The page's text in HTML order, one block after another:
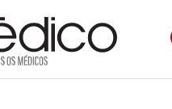
Jornal de Todos os Médicos.
Tudo o que se passa na